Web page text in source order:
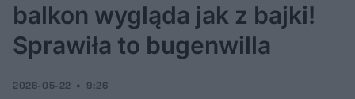
balkon wygląda jak z bajki!
Sprawiła to bugenwilla
2026-05-22 9:26